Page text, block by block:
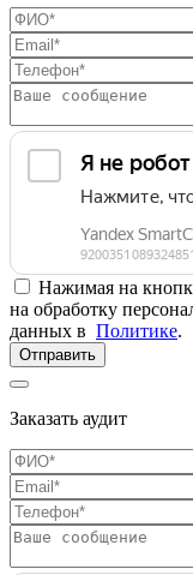
Нажимая на
на обработку
данных в Политике.
Отправить
Заказать аудит